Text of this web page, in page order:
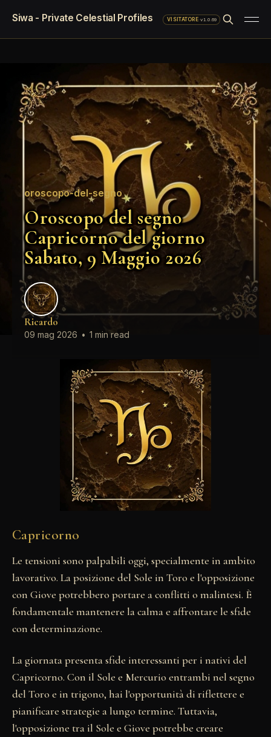
Siwa - Private Celestial Profiles VISITATORE·v1.0.69
oroscopo-del-segno
Oroscopo del segno
Capricorno del giorno
Sabato, 9 Maggio 2026
Ricardo
09 mag 2026 • 1 min read
Capricorno
Le tensioni sono palpabili oggi, specialmente in ambito
lavorativo. La posizione del Sole in Toro e l'opposizione
con Giove potrebbero portare a conflitti o malintesi. È
fondamentale mantenere la calma e affrontare le sfide
con determinazione.
La giornata presenta sfide interessanti per i nativi del
Capricorno. Con il Sole e Mercurio entrambi nel segno
del Toro e in trigono, hai l'opportunità di riflettere e
pianificare strategie a lungo termine. Tuttavia,
l'opposizione tra il Sole e Giove potrebbe creare